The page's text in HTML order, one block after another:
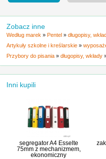
Zobacz inne
Według marek » Pentel » długopisy,
Artykuły szkolne i kreślarskie »
Przybory do pisania » długopisy, wkłady
Inni kupili
segregator A4 Esselte
75mm z mechanizmem,
ekonomiczny